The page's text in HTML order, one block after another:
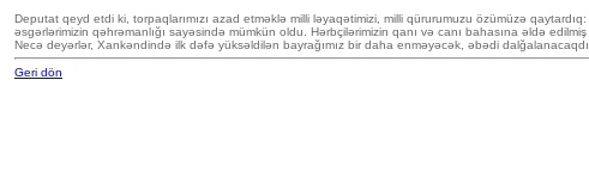
Deputat qeyd etdi ki, torpaqlarımızı azad etməklə milli ləyaqətimizi, milli qürurumuzu özümüzə
əsgərlərimizin qəhrəmanlığı sayəsində mümkün oldu. Hərbçilərimizin qanı və canı bahasına əldə
Necə deyərlər, Xankəndində ilk dəfə yüksəldilən bayrağımız bir daha enməyəcək, əbədi
Geri dön